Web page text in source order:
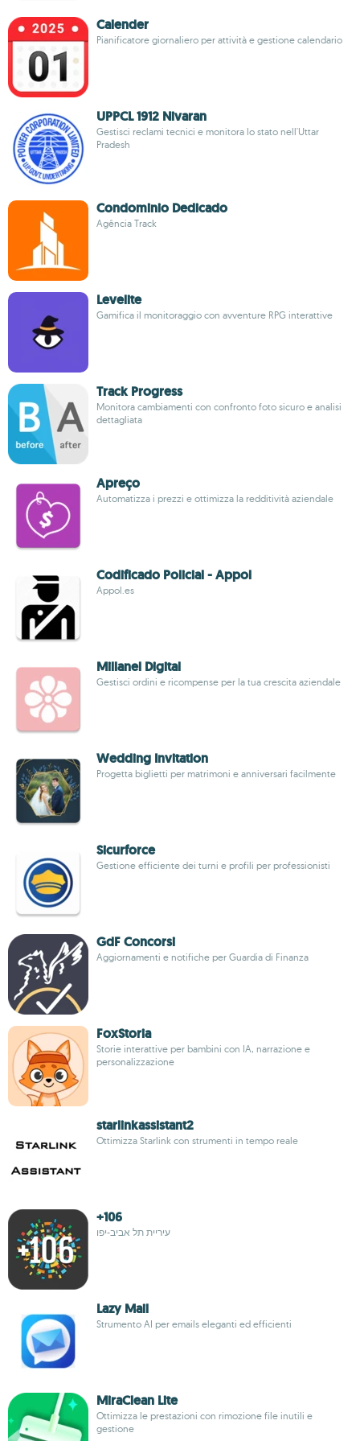
Calender
Pianificatore giornaliero per attività e gestione calendario
UPPCL 1912 Nivaran
Gestisci reclami tecnici e monitora lo stato nell'Uttar
Pradesh
Condominio Dedicado
Agência Track
Levelite
Gamifica il monitoraggio con avventure RPG interattive
Track Progress
Monitora cambiamenti con confronto foto sicuro e analisi
dettagliata
Apreço
Automatizza i prezzi e ottimizza la redditività aziendale
Codificado Policial - Appol
Appol.es
Millanel Digital
Gestisci ordini e ricompense per la tua crescita aziendale
Wedding Invitation
Progetta biglietti per matrimoni e anniversari facilmente
Sicurforce
Gestione efficiente dei turni e profili per professionisti
GdF Concorsi
Aggiornamenti e notifiche per Guardia di Finanza
FoxStoria
Storie interattive per bambini con IA, narrazione e
personalizzazione
starlinkassistant2
Ottimizza Starlink con strumenti in tempo reale
+106
עיריית תל אביב-יפו
Lazy Mail
Strumento AI per emails eleganti ed efficienti
MiraClean Lite
Ottimizza le prestazioni con rimozione file inutili e
gestione